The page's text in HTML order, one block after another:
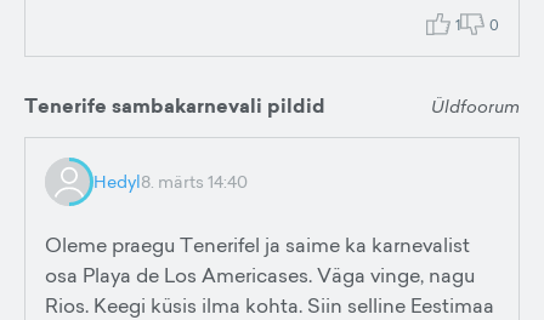
1 0
Tenerife sambakarnevali pildid Üldfoorum
Hedyl8. märts 14:40
Oleme praegu Tenerifel ja saime ka karnevalist
osa Playa de Los Americases. Väga vinge, nagu
Rios. Keegi küsis ilma kohta. Siin selline Eestimaa